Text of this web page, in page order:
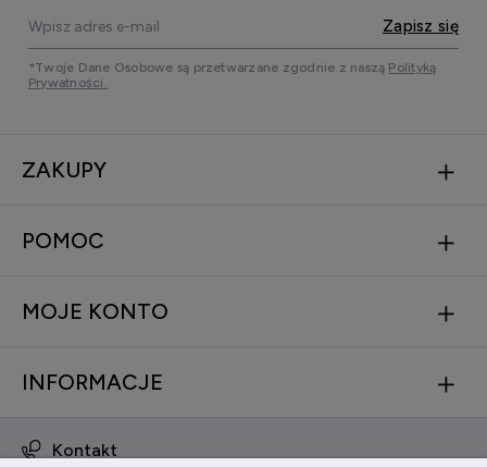
Zapisz się
*Twoje Dane Osobowe są przetwarzane zgodnie z naszą Polityką
Prywatności.
ZAKUPY
POMOC
MOJE KONTO
INFORMACJE
Kontakt